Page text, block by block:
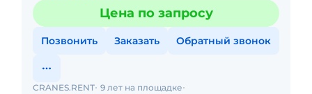
Цена по запросу
Позвонить Заказать Обратный звонок
CRANES.RENT 9 лет на площадке